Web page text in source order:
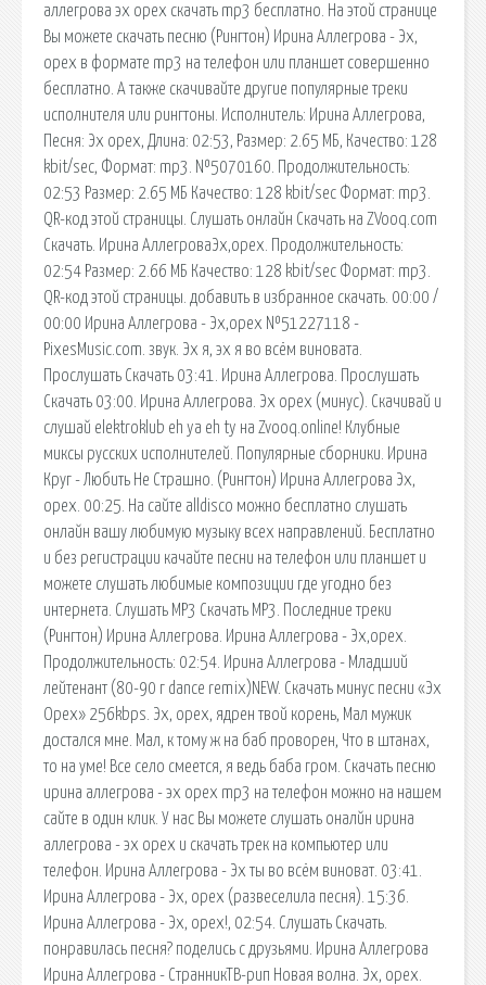
аллегрова эх орех скачать mp3 бесплатно. На этой странице
Вы можете скачать песню (Рингтон) Ирина Аллегрова - Эх,
орех в формате mp3 на телефон или планшет совершенно
бесплатно. А также скачивайте другие популярные треки
исполнителя или рингтоны. Исполнитель: Ирина Аллегрова,
Песня: Эх орех, Длина: 02:53, Размер: 2.65 МБ, Качество: 128
kbit/sec, Формат: mp3. №5070160. Продолжительность:
02:53 Размер: 2.65 МБ Качество: 128 kbit/sec Формат: mp3.
QR-код этой страницы. Слушать онлайн Скачать на ZVooq.com
Скачать. Ирина АллегроваЭх,орех. Продолжительность:
02:54 Размер: 2.66 МБ Качество: 128 kbit/sec Формат: mp3.
QR-код этой страницы. добавить в избранное скачать. 00:00 /
00:00 Ирина Аллегрова - Эх,орех №51227118 -
PixesMusic.com. звук. Эх я, эх я во всём виновата.
Прослушать Скачать 03:41. Ирина Аллегрова. Прослушать
Скачать 03:00. Ирина Аллегрова. Эх орех (минус). Скачивай и
слушай elektroklub eh ya eh ty на Zvooq.online! Клубные
миксы русских исполнителей. Популярные сборники. Ирина
Круг - Любить Не Страшно. (Рингтон) Ирина Аллегрова Эх,
орех. 00:25. На сайте alldisco можно бесплатно слушать
онлайн вашу любимую музыку всех направлений. Бесплатно
и без регистрации качайте песни на телефон или планшет и
можете слушать любимые композиции где угодно без
интернета. Слушать MP3 Скачать MP3. Последние треки
(Рингтон) Ирина Аллегрова. Ирина Аллегрова - Эх,орех.
Продолжительность: 02:54. Ирина Аллегрова - Младший
лейтенант (80-90 г dance remix)NEW. Скачать минус песни «Эх
Орех» 256kbps. Эх, орех, ядрен твой корень, Мал мужик
достался мне. Мал, к тому ж на баб проворен, Что в штанах,
то на уме! Все село смеется, я ведь баба гром. Скачать песню
ирина аллегрова - эх орех mp3 на телефон можно на нашем
сайте в один клик. У нас Вы можете слушать оналйн ирина
аллегрова - эх орех и скачать трек на компьютер или
телефон. Ирина Аллегрова - Эх ты во всём виноват. 03:41.
Ирина Аллегрова - Эх, орех (развеселила песня). 15:36.
Ирина Аллегрова - Эх, орех!, 02:54. Слушать Скачать.
понравилась песня? поделись с друзьями. Ирина Аллегрова
Ирина Аллегрова - СтранникТВ-рип Новая волна. Эх, орех.